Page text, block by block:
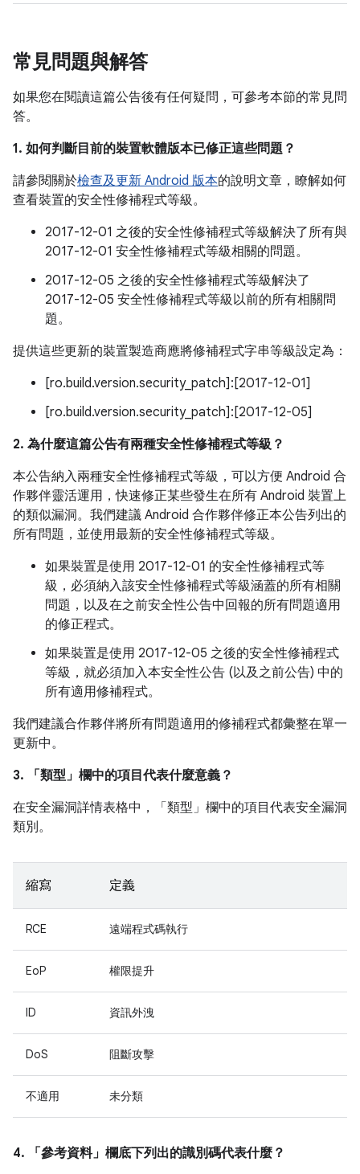
常見問題與解答
如果您在閱讀這篇公告後有任何疑問，可參考本節的常見問
答。
1. 如何判斷目前的裝置軟體版本已修正這些問題？
請參閱關於檢查及更新 Android 版本的說明文章，瞭解如何
查看裝置的安全性修補程式等級。
2017-12-01 之後的安全性修補程式等級解決了所有與
2017-12-01 安全性修補程式等級相關的問題。
2017-12-05 之後的安全性修補程式等級解決了
2017-12-05 安全性修補程式等級以前的所有相關問
題。
提供這些更新的裝置製造商應將修補程式字串等級設定為：
[ro.build.version.security_patch]:[2017-12-01]
[ro.build.version.security_patch]:[2017-12-05]
2. 為什麼這篇公告有兩種安全性修補程式等級？
本公告納入兩種安全性修補程式等級，可以方便 Android 合
作夥伴靈活運用，快速修正某些發生在所有 Android 裝置上
的類似漏洞。我們建議 Android 合作夥伴修正本公告列出的
所有問題，並使用最新的安全性修補程式等級。
如果裝置是使用 2017-12-01 的安全性修補程式等
級，必須納入該安全性修補程式等級涵蓋的所有相關
問題，以及在之前安全性公告中回報的所有問題適用
的修正程式。
如果裝置是使用 2017-12-05 之後的安全性修補程式
等級，就必須加入本安全性公告 (以及之前公告) 中的
所有適用修補程式。
我們建議合作夥伴將所有問題適用的修補程式都彙整在單一
更新中。
3. 「類型」 欄中的項目代表什麼意義？
在安全漏洞詳情表格中，「類型」 欄中的項目代表安全漏洞
類別。
縮寫 定義
RCE 遠端程式碼執行
EoP 權限提升
ID 資訊外洩
DoS 阻斷攻擊
不適用 未分類
4. 「參考資料」 欄底下列出的識別碼代表什麼？